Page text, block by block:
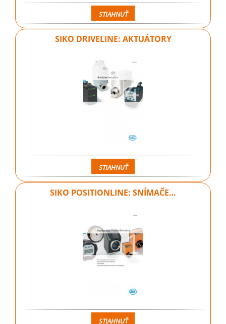
STIAHNUŤ
SIKO DRIVELINE: AKTUÁTORY
STIAHNUŤ
SIKO POSITIONLINE: SNÍMAČE…
STIAHNUŤ